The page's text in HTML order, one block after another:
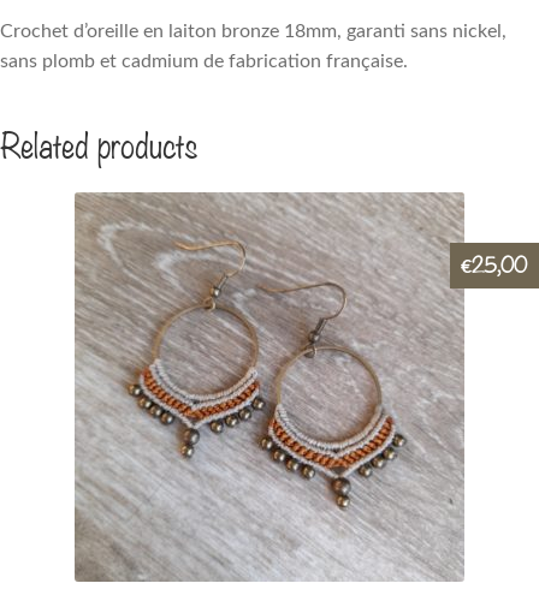
Crochet d’oreille en laiton bronze 18mm, garanti sans nickel,
sans plomb et cadmium de fabrication française.
Related products
€25,00